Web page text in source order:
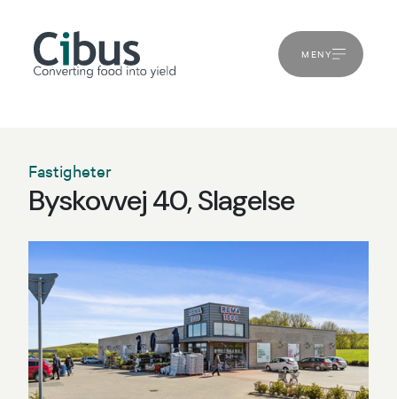
MENY
Fastigheter
Byskovvej 40, Slagelse